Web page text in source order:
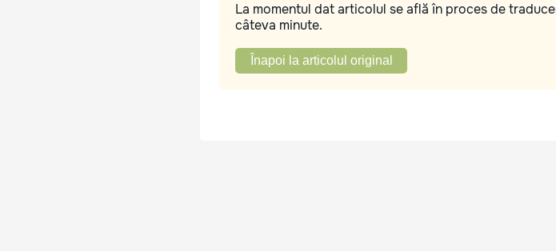
La momentul dat articolul se află în proces de
câteva minute.
Înapoi la articolul original